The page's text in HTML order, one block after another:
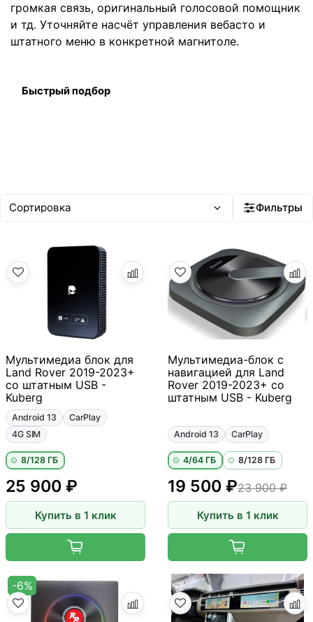
громкая связь, оригинальный голосовой помощник
и тд. Уточняйте насчёт управления вебасто и
штатного меню в конкретной магнитоле.
Быстрый подбор
Фильтры
Мультимедиа блок для
Land Rover 2019-2023+
со штатным USB -
Kuberg
Android 13
CarPlay
4G SIM
8/128 ГБ
25 900 ₽
Купить в 1 клик
Мультимедиа-блок с
навигацией для Land
Rover 2019-2023+ со
штатным USB - Kuberg
Android 13 CarPlay
4/64 ГБ 8/128 ГБ
19 500 ₽23 900 ₽
Купить в 1 клик
-6%